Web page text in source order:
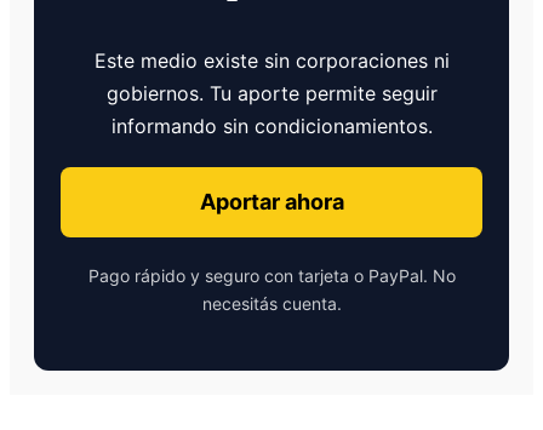
Este medio existe sin corporaciones ni
gobiernos. Tu aporte permite seguir
informando sin condicionamientos.
Aportar ahora
Pago rápido y seguro con tarjeta o PayPal. No
necesitás cuenta.